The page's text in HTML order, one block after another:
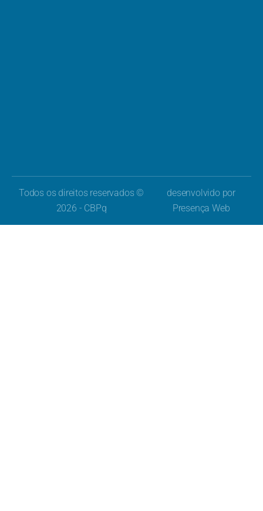
Todos os direitos reservados ©
2026 - CBPq
desenvolvido por
Presença Web